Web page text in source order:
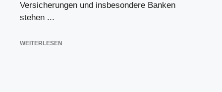
Versicherungen und insbesondere Banken
stehen ...
WEITERLESEN